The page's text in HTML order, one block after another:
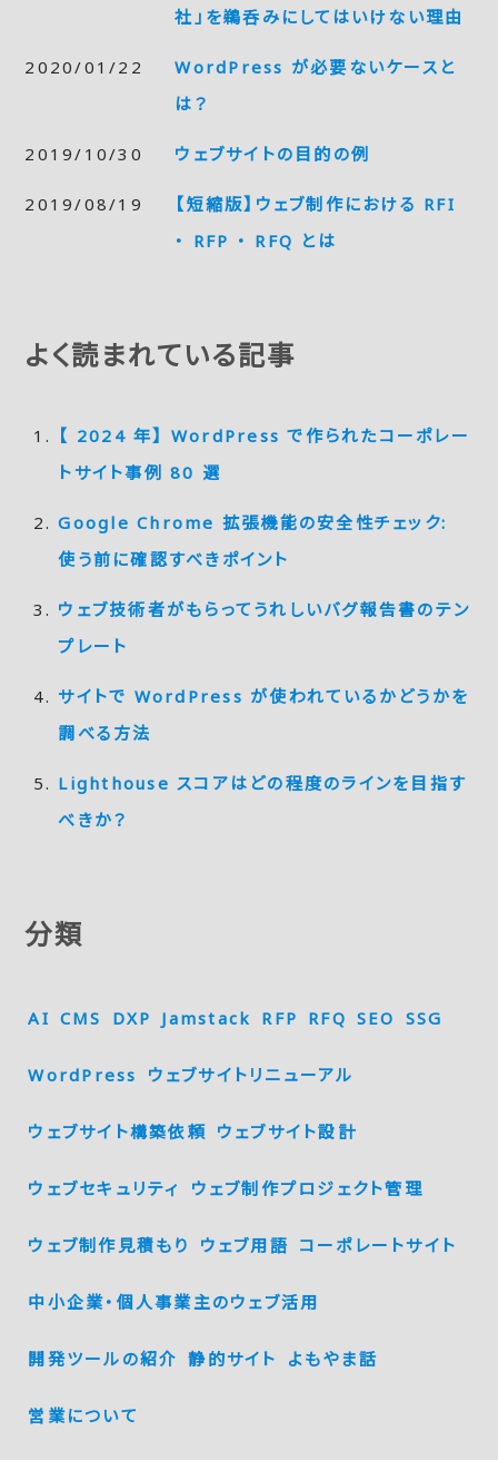
社」を鵜呑みにしてはいけない理由
2020/01/22
WordPress が必要ないケースと
は？
2019/10/30 ウェブサイトの目的の例
2019/08/19
【短縮版】ウェブ制作における RFI
・ RFP ・ RFQ とは
よく読まれている記事
【 2024 年】 WordPress で作られたコーポレー
トサイト事例 80 選
Google Chrome 拡張機能の安全性チェック:
使う前に確認すべきポイント
ウェブ技術者がもらってうれしいバグ報告書のテン
プレート
サイトで WordPress が使われているかどうかを
調べる方法
Lighthouse スコアはどの程度のラインを目指す
べきか？
分類
AI CMS DXP Jamstack RFP RFQ SEO SSG
WordPress ウェブサイトリニューアル
ウェブサイト構築依頼 ウェブサイト設計
ウェブセキュリティ ウェブ制作プロジェクト管理
ウェブ制作見積もり ウェブ用語 コーポレートサイト
中小企業・個人事業主のウェブ活用
開発ツールの紹介 静的サイト よもやま話
営業について